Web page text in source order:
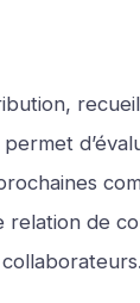
permet
relation de